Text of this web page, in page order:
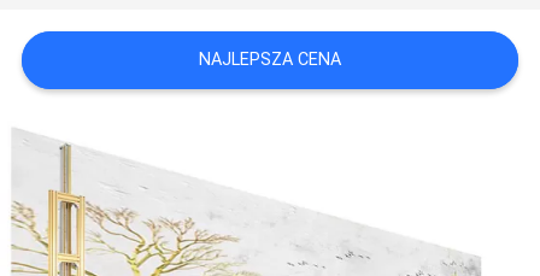
POPROSIĆ
O
WYCENĘ
SITEMAP
NAJLEPSZA CENA